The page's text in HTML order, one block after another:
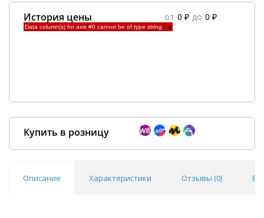
История цены от 0 ₽ до 0 ₽
Data column(s) for axis #0 cannot be of type string ×
Купить в розницу
Описание Характеристики Отзывы (0)